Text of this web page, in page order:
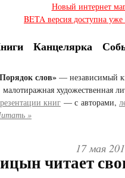
Новый интернет
BETA версия доступна
Канцелярка
слов» — независимый
художественная
книг — с авторами,
»
17 мая
читает